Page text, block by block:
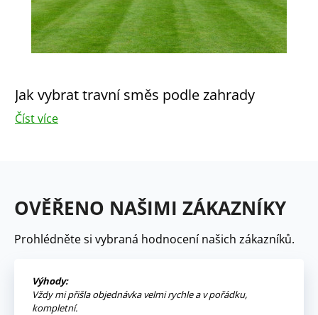
Jak vybrat travní směs podle zahrady
Číst více
OVĚŘENO NAŠIMI ZÁKAZNÍKY
Prohlédněte si vybraná hodnocení našich zákazníků.
Výhody:
Vždy mi přišla objednávka velmi rychle a v pořádku,
kompletní.